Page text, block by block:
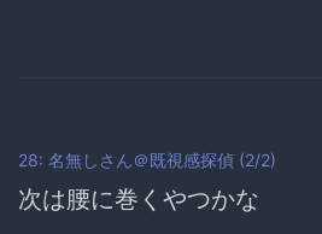
28: 名無しさん＠既視感探偵 (2/2)
次は腰に巻くやつかな